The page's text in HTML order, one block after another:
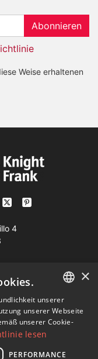
Abonnieren
Weise erhaltenen
4
138
ENGLISH
SPANISH
×
unserer
unserer Webseite
unserer Cookie-
lesen
PERFORMANCE